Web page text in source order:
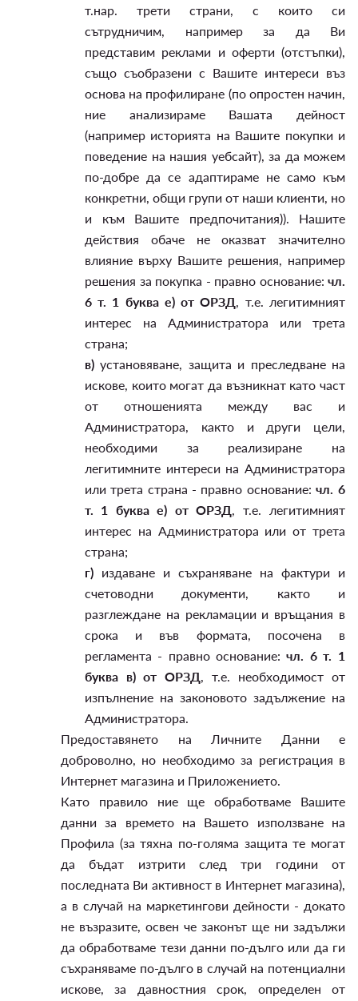
т.нар. трети страни, с които си
сътрудничим, например за да Ви
представим реклами и оферти (отстъпки),
също съобразени с Вашите интереси въз
основа на профилиране (по опростен начин,
ние анализираме Вашата дейност
(например историята на Вашите покупки и
поведение на нашия уебсайт), за да можем
по-добре да се адаптираме не само към
конкретни, общи групи от наши клиенти, но
и към Вашите предпочитания)). Нашите
действия обаче не оказват значително
влияние върху Вашите решения, например
решения за покупка - правно основание: чл.
6 т. 1 буква е) от ОРЗД, т.е. легитимният
интерес на Администратора или трета
страна;
в) установяване, защита и преследване на
искове, които могат да възникнат като част
от отношенията между вас и
Администратора, както и други цели,
необходими за реализиране на
легитимните интереси на Администратора
или трета страна - правно основание: чл. 6
т. 1 буква е) от ОРЗД, т.е. легитимният
интерес на Администратора или от трета
страна;
г) издаване и съхраняване на фактури и
счетоводни документи, както и
разглеждане на рекламации и връщания в
срока и във формата, посочена в
регламента - правно основание: чл. 6 т. 1
буква в) от ОРЗД, т.е. необходимост от
изпълнение на законовото задължение на
Администратора.
Предоставянето на Личните Данни е
доброволно, но необходимо за регистрация в
Интернет магазина и Приложението.
Като правило ние ще обработваме Вашите
данни за времето на Вашето използване на
Профила (за тяхна по-голяма защита те могат
да бъдат изтрити след три години от
последната Ви активност в Интернет магазина),
а в случай на маркетингови дейности - докато
не възразите, освен че законът ще ни задължи
да обработваме тези данни по-дълго или да ги
съхраняваме по-дълго в случай на потенциални
искове, за давностния срок, определен от